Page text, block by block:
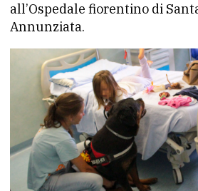
all’Ospedale fiorentino di
Annunziata.